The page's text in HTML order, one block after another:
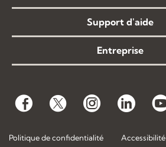
Support d'aide
Entreprise
Politique de confidentialité Accessibilité